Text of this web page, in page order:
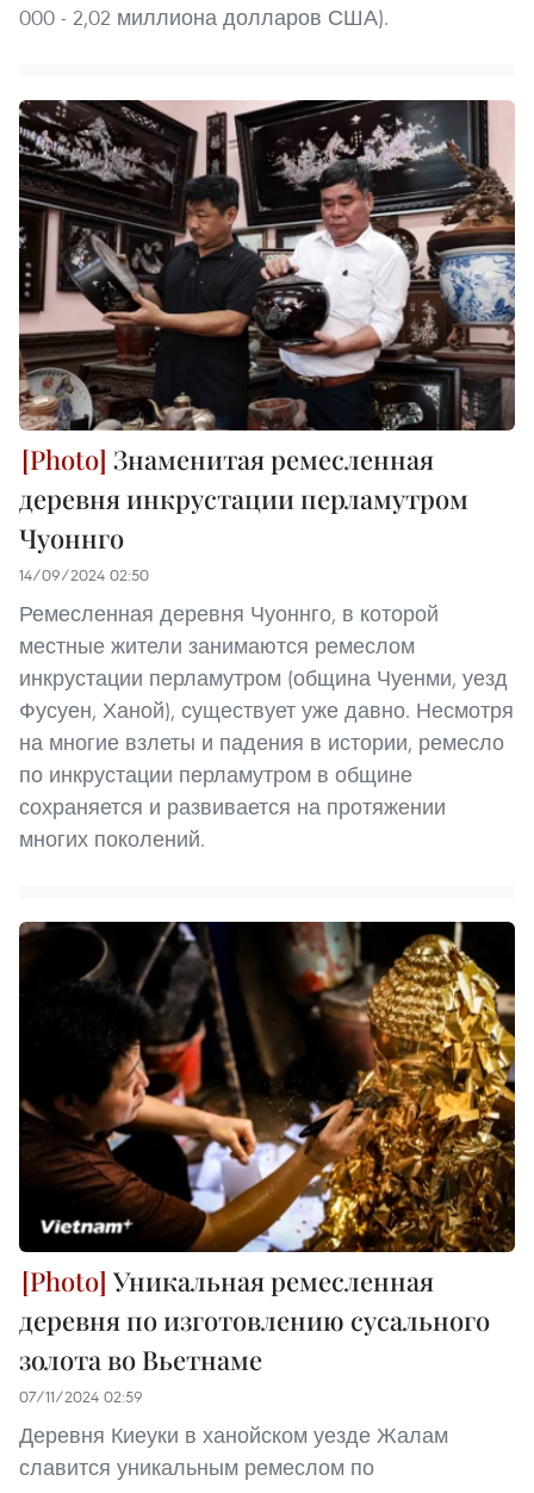
000 - 2,02 миллиона долларов США).
Знаменитая ремесленная
деревня инкрустации перламутром
Чуоннго
14/09/2024 02:50
Ремесленная деревня Чуоннго, в которой
местные жители занимаются ремеслом
инкрустации перламутром (община Чуенми, уезд
Фусуен, Ханой), существует уже давно. Несмотря
на многие взлеты и падения в истории, ремесло
по инкрустации перламутром в общине
сохраняется и развивается на протяжении
многих поколений.
Уникальная ремесленная
деревня по изготовлению сусального
золота во Вьетнаме
07/11/2024 02:59
Деревня Киеуки в ханойском уезде Жалам
славится уникальным ремеслом по